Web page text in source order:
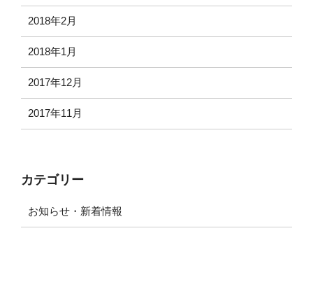
2018年2月
2018年1月
2017年12月
2017年11月
カテゴリー
お知らせ・新着情報